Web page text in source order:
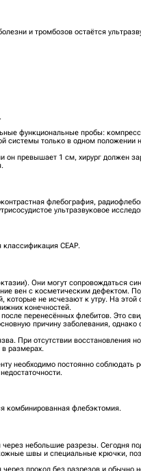
и тромбозов остаётся
функциональные пробы:
системы только в одном положении
он превышает 1 см, хирург должен
флебография,
ультразвуковое
CEAP.
Они могут сопровождаться
вен с косметическим дефектом.
которые не исчезают к утру. На
конечностей.
перенесённых флебитов. Это
причину заболевания,
При отсутствии восстановления
размерах.
необходимо постоянно соблюдать
комбинированная флебэктомия.
через небольшие разрезы. Сегодня
швы и специальные крючки,
прокол без разрезов и обычно